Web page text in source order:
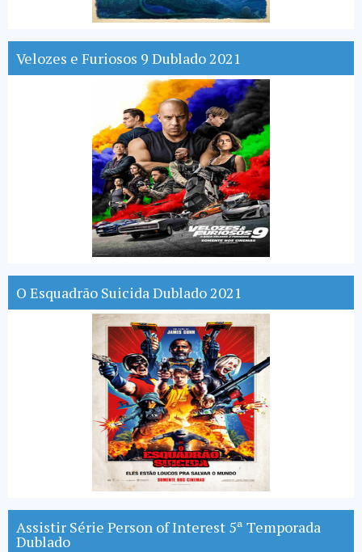
Velozes e Furiosos 9 Dublado 2021
O Esquadrão Suicida Dublado 2021
Assistir Série Person of Interest 5ª Temporada
Dublado